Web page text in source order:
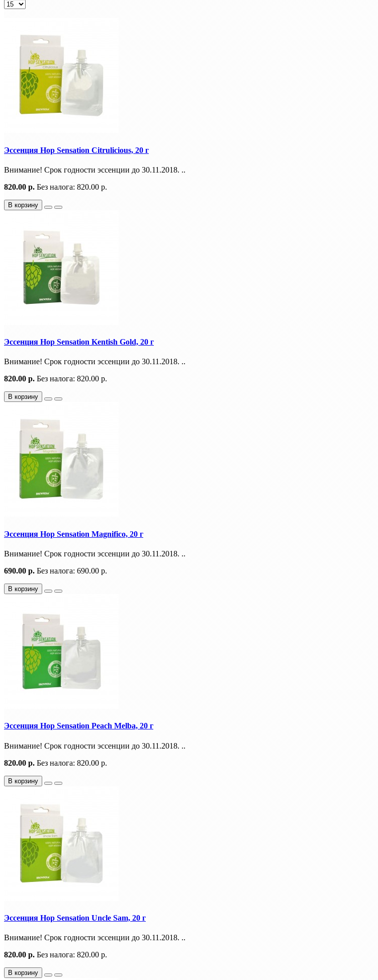
Эссенция Hop Sensation Citrulicious, 20 г
Внимание! Срок годности эссенции до 30.11.2018. ..
820.00 р. Без налога: 820.00 р.
В корзину
Эссенция Hop Sensation Kentish Gold, 20 г
Внимание! Срок годности эссенции до 30.11.2018. ..
820.00 р. Без налога: 820.00 р.
В корзину
Эссенция Hop Sensation Magnifico, 20 г
Внимание! Срок годности эссенции до 30.11.2018. ..
690.00 р. Без налога: 690.00 р.
В корзину
Эссенция Hop Sensation Peach Melba, 20 г
Внимание! Срок годности эссенции до 30.11.2018. ..
820.00 р. Без налога: 820.00 р.
В корзину
Эссенция Hop Sensation Uncle Sam, 20 г
Внимание! Срок годности эссенции до 30.11.2018. ..
820.00 р. Без налога: 820.00 р.
В корзину